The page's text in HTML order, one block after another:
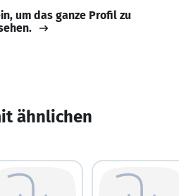
um das ganze Profil zu
ähnlichen